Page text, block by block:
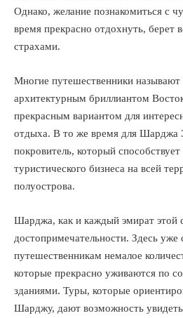
Однако, желание познакомиться с
время прекрасно отдохнуть, берет
страхами.
Многие путешественники
архитектурным бриллиантом
прекрасным вариантом для
отдыха. В то же время для Шарджа
покровитель, который
туристического бизнеса на всей
полуострова.
Шарджа, как и каждый эмират этой
достопримечательности. Здесь уже
путешественникам немалое
которые прекрасно уживаются по
зданиями. Туры, которые
Шарджу, дают возможность